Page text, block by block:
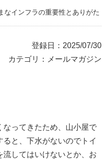
なインフラの重要性とありがた
登録日：2025/07/30
カテゴリ：メールマガジン
ってきたため、山小屋で
と、下水がないのでトイ
流してはいけないとか、お